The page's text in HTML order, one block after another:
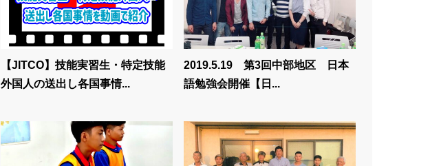
【JITCO】技能実習生・特定技能
外国人の送出し各国事情...
2019.5.19 第3回中部地区 日本
語勉強会開催【日...